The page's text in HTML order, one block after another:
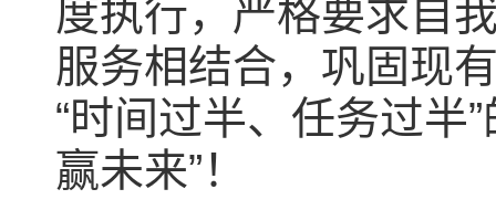
度执行，严格要求自
服务相结合，巩固现
“时间过半、任务过半
赢未来”！